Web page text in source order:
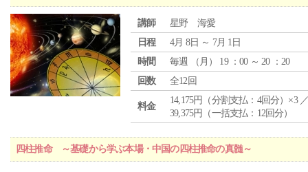
講師
星野 海愛
日程
4月 8日 ～ 7月 1日
時間
毎週 （ 月 ） 19 ：00 ～ 20 ：20
回数
全12回
料金
14,175円（分割支払：4回分）×3
39,375円（一括支払：12回分）
四柱推命 ～基礎から学ぶ本場・中国の四柱推命の真髄～